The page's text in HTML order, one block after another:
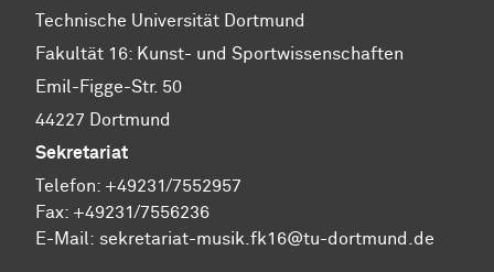
Technische Universität Dortmund
Fakultät 16: Kunst- und Sportwissenschaften
Emil-Figge-Str. 50
44227 Dortmund
Sekretariat
Telefon: +49231/7552957
Fax: +49231/7556236
E-Mail: sekretariat-musik.fk16@tu-dortmund.de